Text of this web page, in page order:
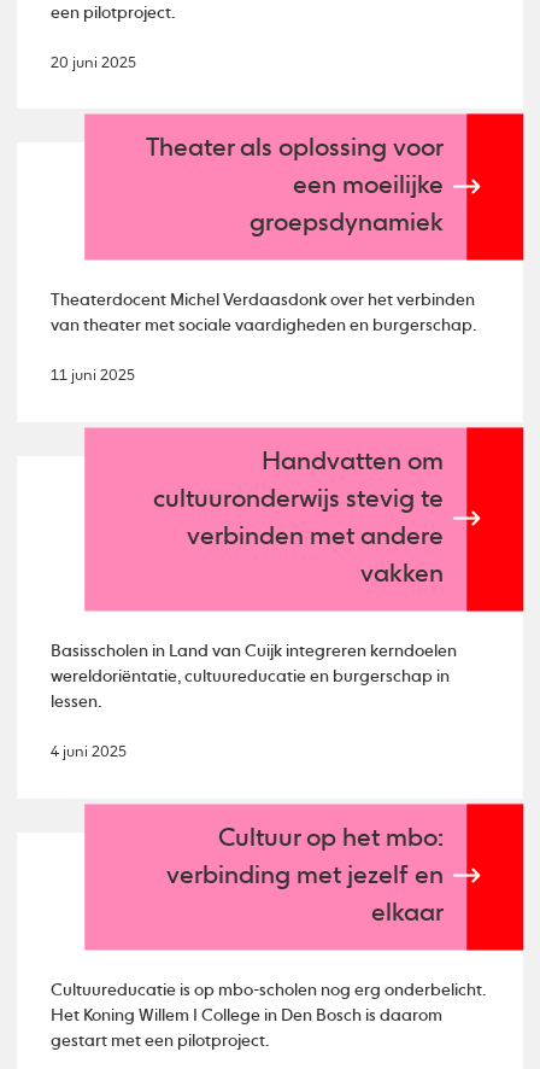
een pilotproject.
20 juni 2025
Theater als oplossing voor
een moeilijke
groepsdynamiek
Theaterdocent Michel Verdaasdonk over het verbinden
van theater met sociale vaardigheden en burgerschap.
11 juni 2025
Handvatten om
cultuuronderwijs stevig te
verbinden met andere
vakken
Basisscholen in Land van Cuijk integreren kerndoelen
wereldoriëntatie, cultuureducatie en burgerschap in
lessen.
4 juni 2025
Cultuur op het mbo:
verbinding met jezelf en
elkaar
Cultuureducatie is op mbo-scholen nog erg onderbelicht.
Het Koning Willem I College in Den Bosch is daarom
gestart met een pilotproject.